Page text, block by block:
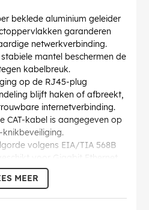
beklede aluminium geleider
garanderen
netwerkverbinding.
mantel beschermen de
kabelbreuk.
op de RJ45-plug
blijft haken of afbreekt,
internetverbinding.
CAT-kabel is aangegeven op
volgens EIA/TIA 568B
voor Gigabit Ethernet
1000 Mbit/s
MEER